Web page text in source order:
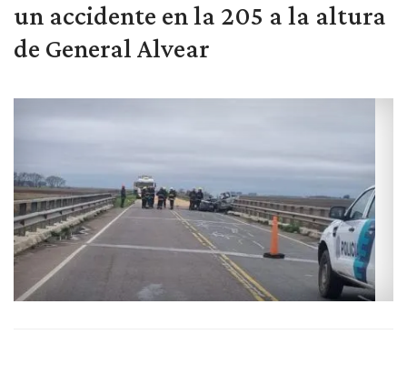
un accidente en la 205 a la altura
de General Alvear